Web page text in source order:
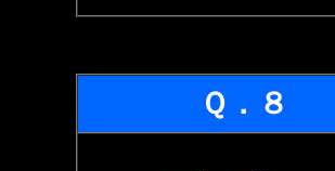
Ｑ．８